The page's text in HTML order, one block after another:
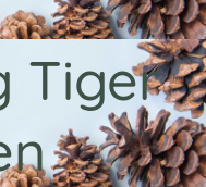
Tiger